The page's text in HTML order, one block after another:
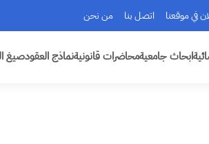
في موقعنا اتصل بنا من نحن
ابحاث جامعيةمحاضرات قانونيةنماذج العقودصيغ